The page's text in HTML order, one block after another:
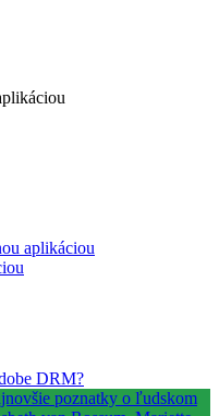
aplikáciou
DRM?